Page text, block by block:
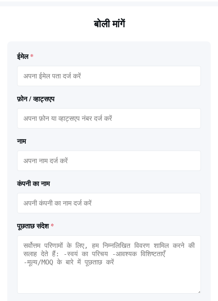
बोली मांगें
ईमेल *
फ़ोन / व्हाट्सएप
नाम
कंपनी का नाम
पूछताछ संदेश *